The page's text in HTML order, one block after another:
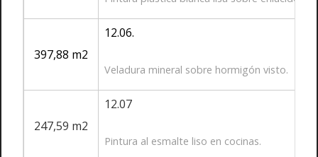
397,88 m2
12.06.
Veladura mineral sobre hormigón visto.
247,59 m2
12.07
Pintura al esmalte liso en cocinas.